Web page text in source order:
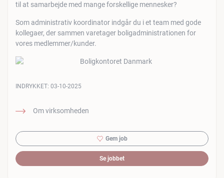
til at samarbejde med mange forskellige mennesker?
Som administrativ koordinator indgår du i et team med gode
kollegaer, der sammen varetager boligadministrationen for
vores medlemmer/kunder.
Om virksomheden
INDRYKKET: 03-10-2025
Gem job
Se jobbet